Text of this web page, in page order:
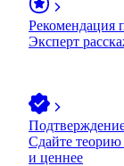
Рекомендация
Эксперт
Сдайте теорию
и ценнее